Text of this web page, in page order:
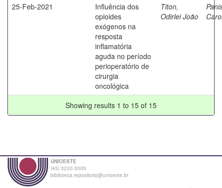
25-Feb-2021
Influência dos
opioides
exógenos na
resposta
inflamatória
aguda no período
perioperatório de
cirurgia
oncológica
Titon,
Odirlei João
Showing results 1 to 15 of 15
UNIOESTE
(45) 3220-3000
biblioteca.repositorio@unioeste.br